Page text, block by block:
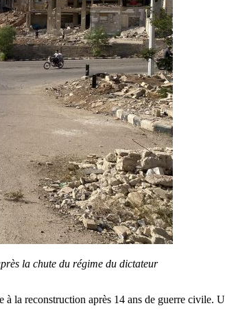
la chute du régime du dictateur
la reconstruction après 14 ans de guerre civile.